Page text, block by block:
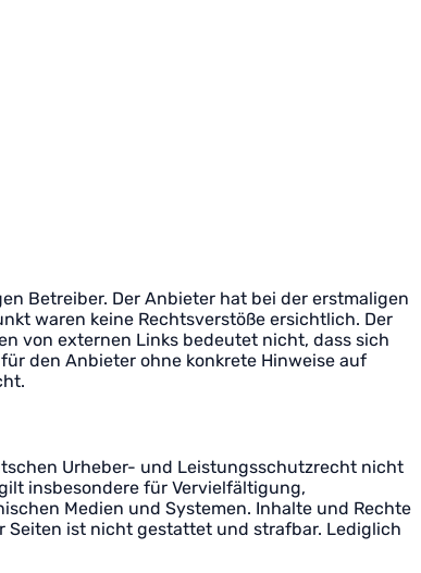
Betreiber. Der Anbieter hat bei der erstmaligen
waren keine Rechtsverstöße ersichtlich. Der
von externen Links bedeutet nicht, dass sich
den Anbieter ohne konkrete Hinweise auf
Urheber- und Leistungsschutzrecht nicht
insbesondere für Vervielfältigung,
Medien und Systemen. Inhalte und Rechte
Seiten ist nicht gestattet und strafbar. Lediglich